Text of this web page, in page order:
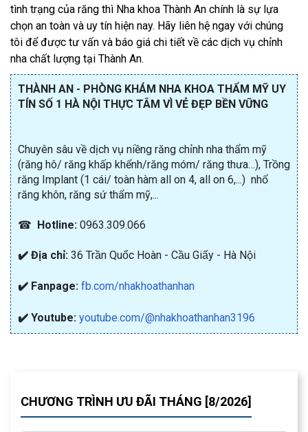
tình trạng của răng thì Nha khoa Thành An chính là sự lựa
chọn an toàn và uy tín hiện nay. Hãy liên hệ ngay với chúng
tôi để được tư vấn và báo giá chi tiết về các dịch vụ chỉnh
nha chất lượng tại Thành An.
THÀNH AN - PHÒNG KHÁM NHA KHOA THẨM MỸ UY
TÍN SỐ 1 HÀ NỘI THỰC TÂM VÌ VẺ ĐẸP BỀN VỮNG
Chuyên sâu về dịch vụ niềng răng chỉnh nha thẩm mỹ
(răng hô/ răng khấp khểnh/răng móm/ răng thưa…), Trồng
răng Implant (1 cái/ toàn hàm all on 4, all on 6,...) nhổ
răng khôn, răng sứ thẩm mỹ,...
☎ Hotline: 0963.309.066
✔️ Địa chỉ: 36 Trần Quốc Hoàn - Cầu Giấy - Hà Nội
✔️ Fanpage: fb.com/nhakhoathanhan
✔️ Youtube: youtube.com/@nhakhoathanhan3196
CHƯƠNG TRÌNH ƯU ĐÃI THÁNG [8/2026]